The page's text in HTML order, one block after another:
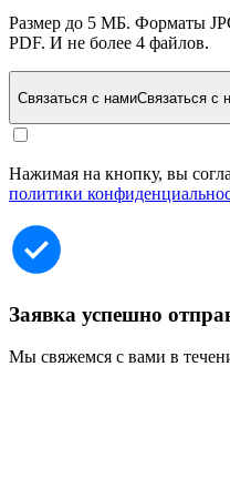
Размер до 5 МБ. Форматы
PDF. И не более 4 файлов.
Связаться с намиСвязаться с
Нажимая на кнопку, вы
политики
Заявка успешно
Мы свяжемся с вами в